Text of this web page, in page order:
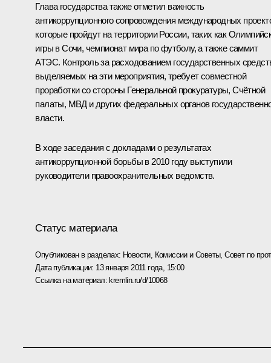
Глава государства также отметил важность
антикоррупционного сопровождения международных
которые пройдут на территории России, таких как
игры в Сочи, чемпионат мира по футболу, а также саммит
АТЭС. Контроль за расходованием государственных
выделяемых на эти мероприятия, требует совместной
проработки со стороны Генеральной прокуратуры, Счётной
палаты, МВД и других федеральных органов
власти.
В ходе заседания с докладами о результатах
антикоррупционной борьбы в 2010 году выступили
руководители правоохранительных ведомств.
Статус материала
Опубликован в разделах: Новости, Комиссии и Советы,Совет по
Дата публикации: 13 января 2011 года, 15:00
Ссылка на материал: kremlin.ru/d/10068